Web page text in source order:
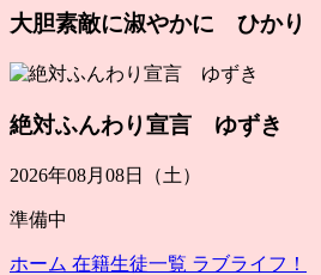
大胆素敵に淑やかに ひかり
絶対ふんわり宣言 ゆずき
2026年08月08日（土）
準備中
ホーム 在籍生徒一覧 ラブライフ！